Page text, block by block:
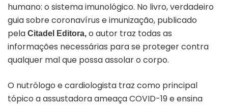
humano: o sistema imunológico. No livro, verdadeiro
guia sobre coronavírus e imunização, publicado
pela Citadel Editora, o autor traz todas as
informações necessárias para se proteger contra
qualquer mal que possa assolar o corpo.
O nutrólogo e cardiologista traz como principal
tópico a assustadora ameaça COVID-19 e ensina